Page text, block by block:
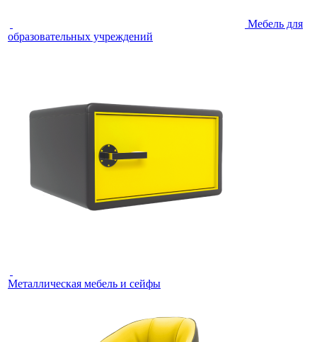
Мебель для
образовательных учреждений
Металлическая мебель и сейфы